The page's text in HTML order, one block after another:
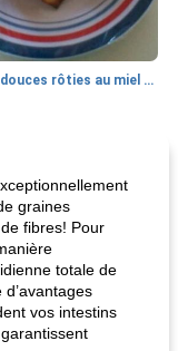
patates douces rôties au miel / kumara
graines
fibres! Pour
totale de
vos intestins